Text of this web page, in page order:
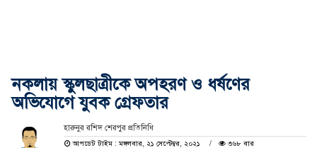
নকলায় স্কুলছাত্রীকে অপহরণ ও ধর্ষণের
অভিযোগে যুবক গ্রেফতার
হারুনুর রশিদ শেরপুর প্রতিনিধি
আপডেট টাইম : মঙ্গলবার, ২১ সেপ্টেম্বর, ২০২১
৩৬৮ বার